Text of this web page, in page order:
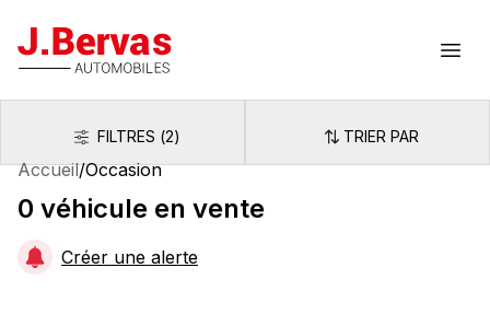
J.Bervas
FiltresFILTRES (2) Trier par
TRIER PAR
Accueil/Occasion
0 véhicule en vente
Créer une alerte